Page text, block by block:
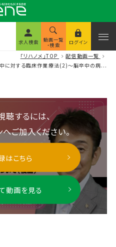
求人検索 動画一覧
・検索 ログイン
「リハノメ」TOP
配信動画一覧
中に対する臨床作業療法(2)～脳卒中の病...
聴するには、
ご加入ください。
はこちら
動画を見る